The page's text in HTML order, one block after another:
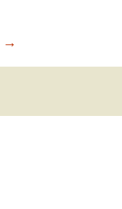
→